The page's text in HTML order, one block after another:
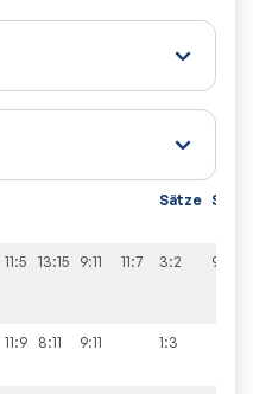
Sätze
11:5 13:15 9:11 11:7 3:2 9:6
11:9 8:11 9:11 1:3